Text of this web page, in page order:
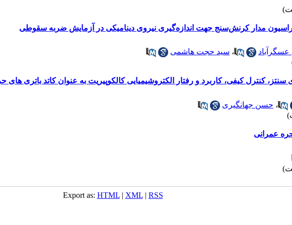
مدار کرنش‌سنج جهت اندازه‌گیری نیروی دینامیکی در آزمایش ضربه سقوطی
، سید حجت هاشمی
کنترل کیفی، کاربرد و رفتار الکتروشیمیایی کالکوپیریت به عنوان کاتد باتری های
، حسن جهانگیری
عمرانی
Export as: HTML| XML| RSS